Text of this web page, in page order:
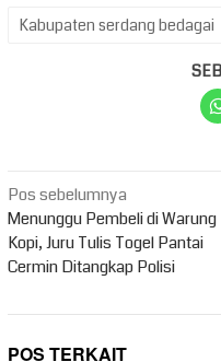
Kabupaten serdang bedagai
Navigasi
pos
Pos sebelumnya
Menunggu Pembeli di Warung
Kopi, Juru Tulis Togel Pantai
Cermin Ditangkap Polisi
POS TERKAIT